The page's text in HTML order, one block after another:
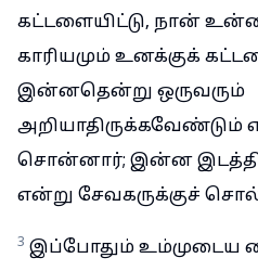
கட்டளையிட்டு, நான்
காரியமும் உனக்குக்
இன்னதென்று ஒருவரும்
சொன்னார்; இன்ன
என்று சேவகருக்குச்
3 இப்போதும் உம்முடைய